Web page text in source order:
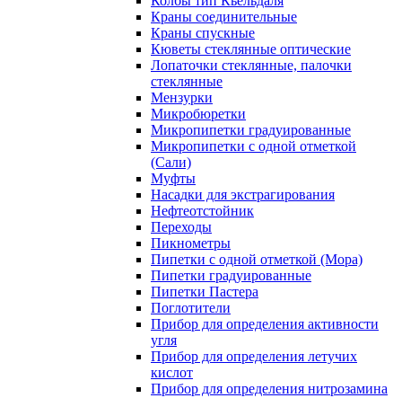
Краны соединительные
Краны спускные
Кюветы стеклянные оптические
Лопаточки стеклянные, палочки
стеклянные
Мензурки
Микробюретки
Микропипетки градуированные
Микропипетки с одной отметкой
(Сали)
Муфты
Насадки для экстрагирования
Нефтеотстойник
Переходы
Пикнометры
Пипетки с одной отметкой (Мора)
Пипетки градуированные
Пипетки Пастера
Поглотители
Прибор для определения активности
угля
Прибор для определения летучих
кислот
Прибор для определения нитрозамина